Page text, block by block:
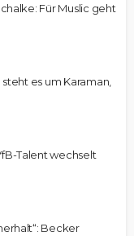
Für Muslic geht
es um Karaman,
Talent wechselt
Becker